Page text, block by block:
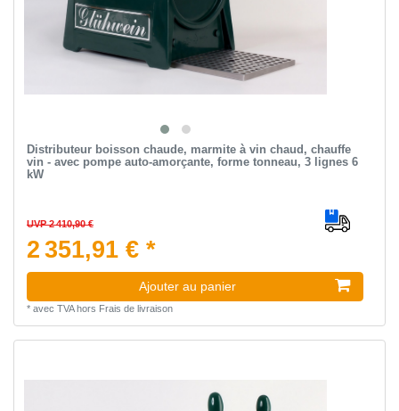
Distributeur boisson chaude, marmite à vin chaud, chauffe
vin - avec pompe auto-amorçante, forme tonneau, 3 lignes 6
kW
UVP 2 410,90 €
2 351,91 € *
Ajouter au panier
* avec TVAhors Frais de livraison